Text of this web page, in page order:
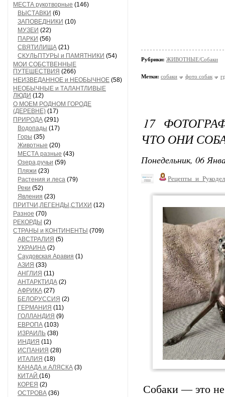
МЕСТА рукотворные (146)
ВЫСТАВКИ (6)
ЗАПОВЕДНИКИ (10)
МУЗЕИ (22)
ПАРКИ (56)
СВЯТИЛИЩА (21)
СКУЛЬПТУРЫ и ПАМЯТНИКИ (54)
МОИ СОБСТВЕННЫЕ
ПУТЕШЕСТВИЯ (266)
НЕИЗВЕДАННОЕ и НЕОБЫЧНОЕ (58)
НЕОБЫЧНЫЕ и ТАЛАНТЛИВЫЕ
ЛЮДИ (12)
О МОЕМ РОДНОМ ГОРОДЕ
(ДЕРЕВНЕ) (17)
ПРИРОДА (291)
Водопады (17)
Горы (35)
Животные (20)
МЕСТА разные (43)
Озера,ручьи (59)
Пляжи (23)
Растения и леса (79)
Реки (52)
Явления (23)
ПРИТЧИ,ЛЕГЕНДЫ,СТИХИ (12)
Разное (70)
РЕКОРДЫ (2)
СТРАНЫ и КОНТИНЕНТЫ (709)
АВСТРАЛИЯ (5)
УКРАИНА (2)
Саудовская Аравия (1)
АЗИЯ (33)
АНГЛИЯ (11)
АНТАРКТИДА (2)
АФРИКА (27)
БЕЛОРУССИЯ (2)
ГЕРМАНИЯ (11)
ГОЛЛАНДИЯ (9)
ЕВРОПА (103)
ИЗРАИЛЬ (38)
ИНДИЯ (11)
ИСПАНИЯ (28)
ИТАЛИЯ (18)
КАНАДА и АЛЯСКА (3)
КИТАЙ (16)
КОРЕЯ (2)
ОСТРОВА (36)
Рубрики: ЖИВОТНЫЕ/Собаки
Метки: собаки фото собак
17
ЧТО ОНИ
Понедельник, 06
Собаки — это